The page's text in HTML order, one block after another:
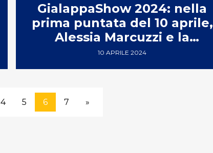
GialappaShow 2024: nella
prima puntata del 10 aprile,
Alessia Marcuzzi e la
parodia di DOC
10 APRILE 2024
4 5 6 7 »